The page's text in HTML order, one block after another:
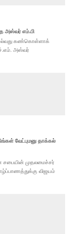
அஸ்வர் எம்.பி
கண்கொள்ளாக்
அஸ்வர்
வேட்புமனு தாக்கல்
சபையின் முதலமைச்சர்
விஜயம்